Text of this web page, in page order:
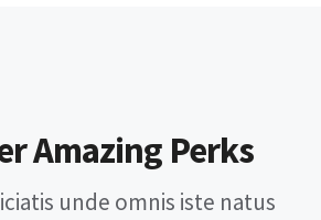
Amazing Perks
unde omnis iste natus